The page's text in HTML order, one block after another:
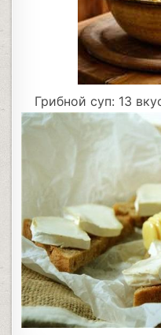
Грибной суп: 13